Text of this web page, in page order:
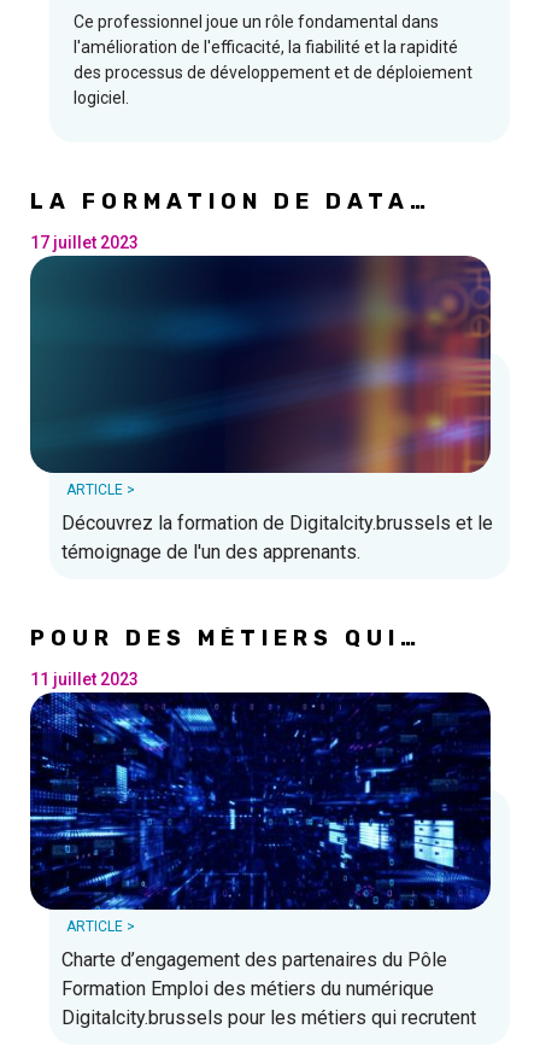
Ce professionnel joue un rôle fondamental dans
l'amélioration de l'efficacité, la fiabilité et la rapidité
des processus de développement et de déploiement
logiciel.
LA FORMATION DE DATA
L'AVENIR DU BIG DATA.
17 juillet 2023
ARTICLE >
Découvrez la formation de Digitalcity.brussels et le
témoignage de l'un des apprenants.
POUR DES MÉTIERS QUI
11 juillet 2023
ARTICLE >
Charte d’engagement des partenaires du Pôle
Formation Emploi des métiers du numérique
Digitalcity.brussels pour les métiers qui recrutent